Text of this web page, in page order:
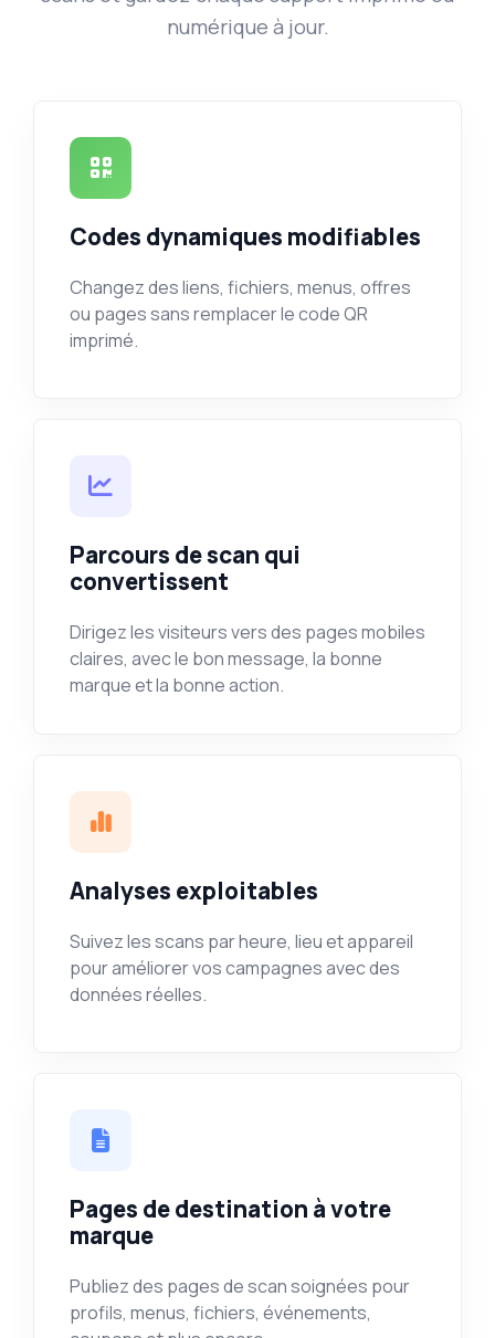
numérique à jour.
Codes dynamiques modifiables
Changez des liens, fichiers, menus, offres
ou pages sans remplacer le code QR
imprimé.
Parcours de scan qui
convertissent
Dirigez les visiteurs vers des pages mobiles
claires, avec le bon message, la bonne
marque et la bonne action.
Analyses exploitables
Suivez les scans par heure, lieu et appareil
pour améliorer vos campagnes avec des
données réelles.
Pages de destination à votre
marque
Publiez des pages de scan soignées pour
profils, menus, fichiers, événements,